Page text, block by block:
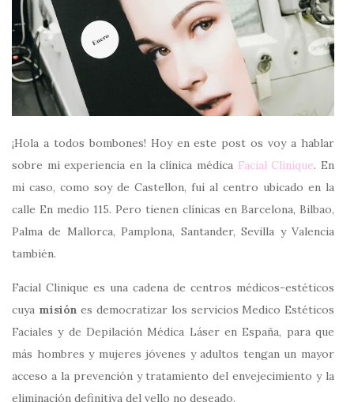
¡Hola a todos bombones! Hoy en este post os voy a hablar
sobre mi experiencia en la clínica médica Facial Clinique. En
mi caso, como soy de Castellon, fui al centro ubicado en la
calle En medio 115. Pero tienen clínicas en Barcelona, Bilbao,
Palma de Mallorca, Pamplona, Santander, Sevilla y Valencia
también.
Facial Clinique es una cadena de centros médicos-estéticos
cuya misión es democratizar los servicios Medico Estéticos
Faciales y de Depilación Médica Láser en España, para que
más hombres y mujeres jóvenes y adultos tengan un mayor
acceso a la prevención y tratamiento del envejecimiento y la
eliminación definitiva del vello no deseado.